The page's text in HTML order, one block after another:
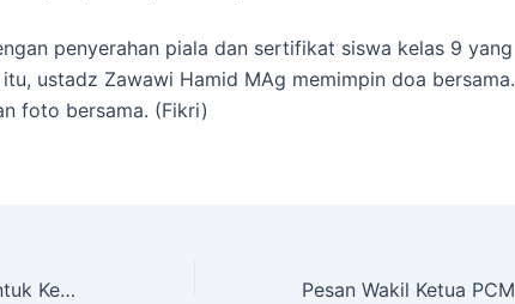
penyerahan piala dan sertifikat siswa kelas 9 yang
ustadz Zawawi Hamid MAg memimpin doa bersama.
foto bersama. (Fikri)
Guru Hebat Berinovasi untuk Kemajuan Sekolah